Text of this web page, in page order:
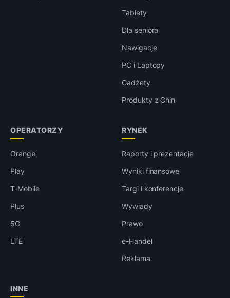
Tablety
Dla seniora
Nawigacje
PC i Laptopy
Gadżety
Produkty z Chin
OPERATORZY
Orange
Play
T-Mobile
Plus
5G
LTE
RYNEK
Raporty i prezentacje
Wyniki finansowe
Targi i konferencje
Wywiady
Prawo
e-Handel
Reklama
INNE